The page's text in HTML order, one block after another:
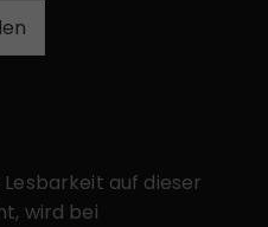
auf dieser
wird bei